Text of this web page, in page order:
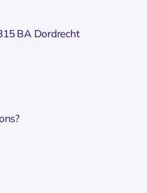
BA Dordrecht